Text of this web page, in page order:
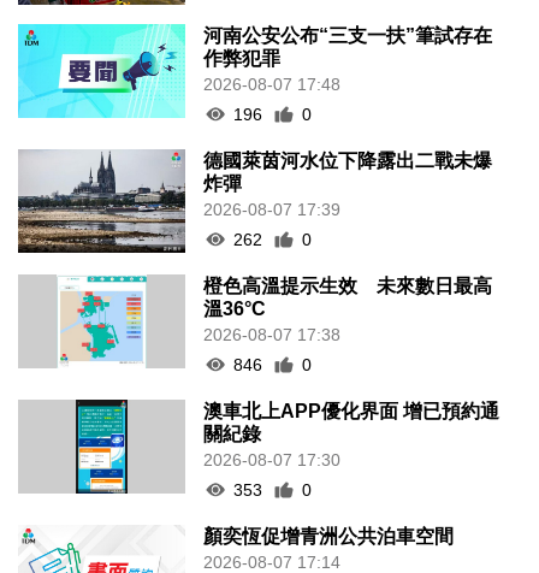
河南公安公布“三支一扶”筆試存在
作弊犯罪
2026-08-07 17:48
196
0
德國萊茵河水位下降露出二戰未爆
炸彈
2026-08-07 17:39
262
0
橙色高溫提示生效 未來數日最高
溫36°C
2026-08-07 17:38
846
0
澳車北上APP優化界面 增已預約通
關紀錄
2026-08-07 17:30
353
0
顏奕恆促增青洲公共泊車空間
2026-08-07 17:14